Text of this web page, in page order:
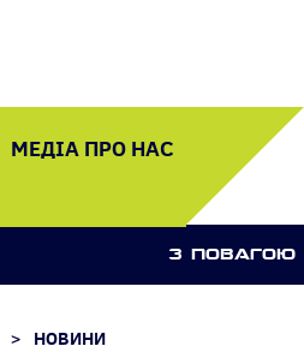
МЕДІА ПРО НАС
З ПОВАГОЮ
НОВИНИ